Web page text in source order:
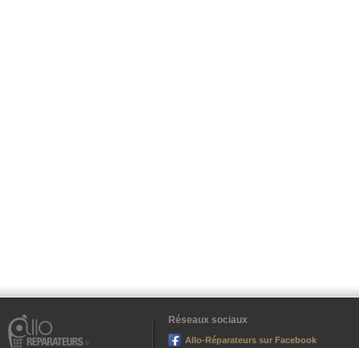
Réseaux sociaux
Allo-Réparateurs sur Facebook